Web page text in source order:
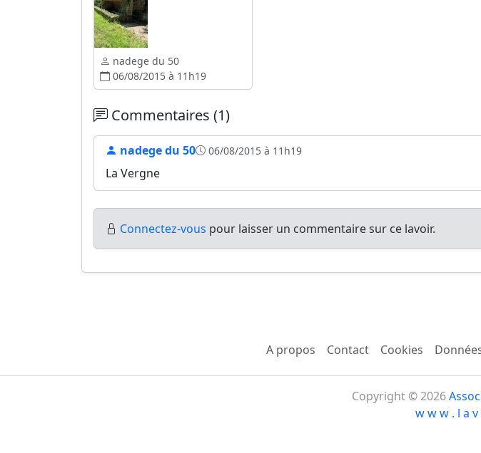
nadege du 50
06/08/2015 à 11h19
Commentaires (1)
nadege du 50 06/08/2015 à 11h19
La Vergne
Connectez-vous pour laisser un commentaire sur ce lavoir.
A propos Contact Cookies
Copyright © 2026
w w w . l a